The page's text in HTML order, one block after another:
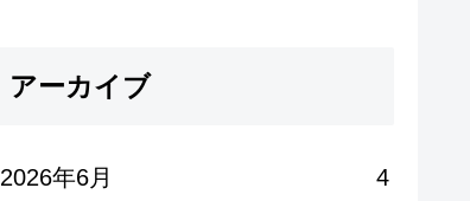
アーカイブ
2026年6月 4